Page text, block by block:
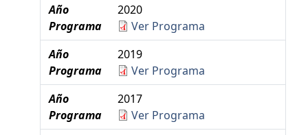
Año
2020
Programa
Ver Programa
Año
2019
Programa
Ver Programa
Año
2017
Programa
Ver Programa